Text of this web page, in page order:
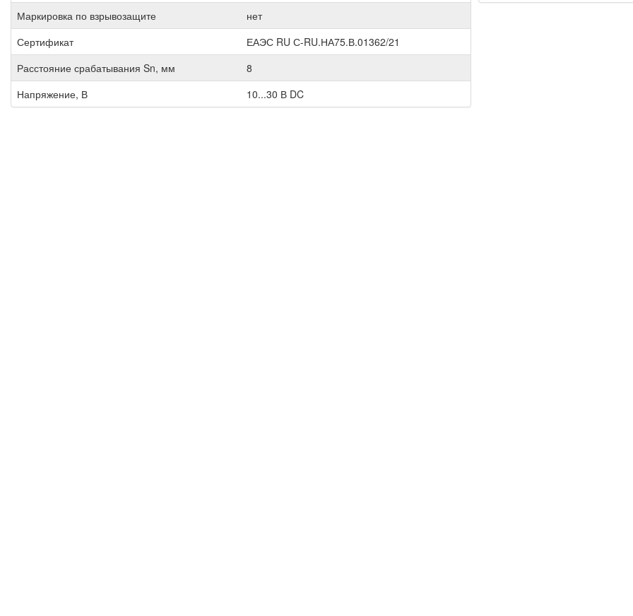
Маркировка по взрывозащите
нет
Сертификат
ЕАЭС RU С-RU.НА75.В.01362/21
Расстояние срабатывания Sn, мм
8
Напряжение, В
10...30 В DC